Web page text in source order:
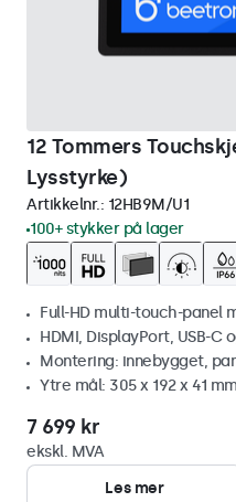
12 Tommers
Lysstyrke)
Artikkelnr.: 12HB9M/U1
100+ stykker på lager
Full-HD multi-touch-panel
HDMI, DisplayPort, USB-C
Montering: innebygget,
Ytre mål: 305 x 192 x 41 mm
7 699 kr
ekskl. MVA
Les mer